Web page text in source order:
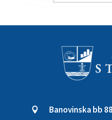
 Banovinska bb